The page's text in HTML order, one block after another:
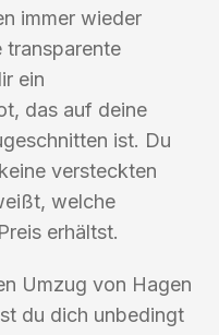
immer wieder
transparente
ein
das auf deine
ist. Du
versteckten
welche
erhältst.
Umzug von Hagen
du dich unbedingt